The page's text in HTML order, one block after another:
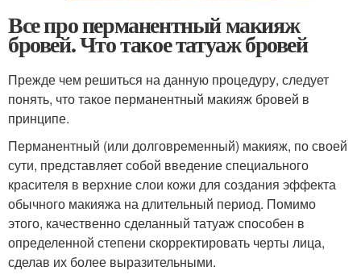
Все про перманентный макияж
бровей. Что такое татуаж бровей
Прежде чем решиться на данную процедуру, следует
понять, что такое перманентный макияж бровей в
принципе.
Перманентный (или долговременный) макияж, по своей
сути, представляет собой введение специального
красителя в верхние слои кожи для создания эффекта
обычного макияжа на длительный период. Помимо
этого, качественно сделанный татуаж способен в
определенной степени скорректировать черты лица,
сделав их более выразительными.